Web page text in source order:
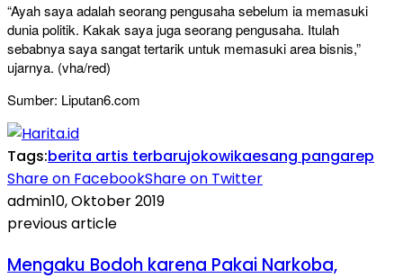
“Ayah saya adalah seorang pengusaha sebelum ia memasuki
dunia politik. Kakak saya juga seorang pengusaha. Itulah
sebabnya saya sangat tertarik untuk memasuki area bisnis,”
ujarnya. (vha/red)
Sumber: Liputan6.com
Tags:berita artis terbarujokowikaesang pangarep
Share on FacebookShare on Twitter
admin10, Oktober 2019
previous article
Mengaku Bodoh karena Pakai Narkoba,